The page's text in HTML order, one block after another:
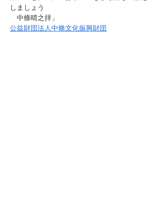
しましょう
中條晴之拝」
公益財団法人中條文化振興財団